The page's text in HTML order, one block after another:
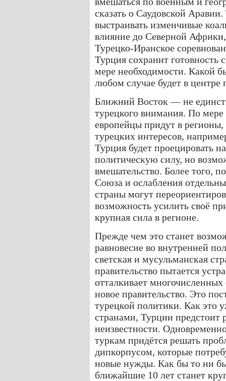
сказать о Саудовской
выстраивать изменчивые
влияние до Северной
Турецко-Иранское
Турция сохранит готовность
мере необходимости. Какой
любом случае будет в центре
Ближний Восток — не
турецкого внимания. По мере
европейцы придут в
турецких интересов,
Турция будет проецировать
политическую силу, но
вмешательство. Более того,
Союза и ослабления
страны могут
возможность усилить своё
крупная сила в регионе.
Прежде чем это станет
равновесие во внутренней
светская и мусульманская
правительство пытается
отталкивает
новое правительство. Это
турецкой политики. Как это
странами, Турции предстоит
неизвестности.
туркам придётся решать
дипкорпусом, которые
новые нужды. Как бы то ни
ближайшие 10 лет станет